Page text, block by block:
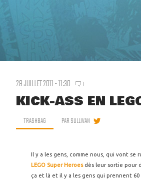
28 JUILLET 2011 - 11:30 1
KICK-ASS EN
TRASHBAG PARSULLIVAN
Il y a les gens, comme nous, qui vont se
LEGO Super Heroesdès leur sortie pour
ça et là et il y a les gens qui prennent